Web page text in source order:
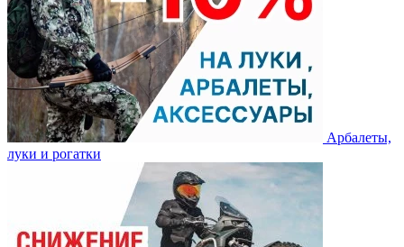
Арбалеты,
луки и рогатки